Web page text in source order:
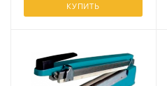
КУПИТЬ